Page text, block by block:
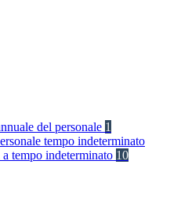
del personale 1
tempo indeterminato
a tempo indeterminato 10